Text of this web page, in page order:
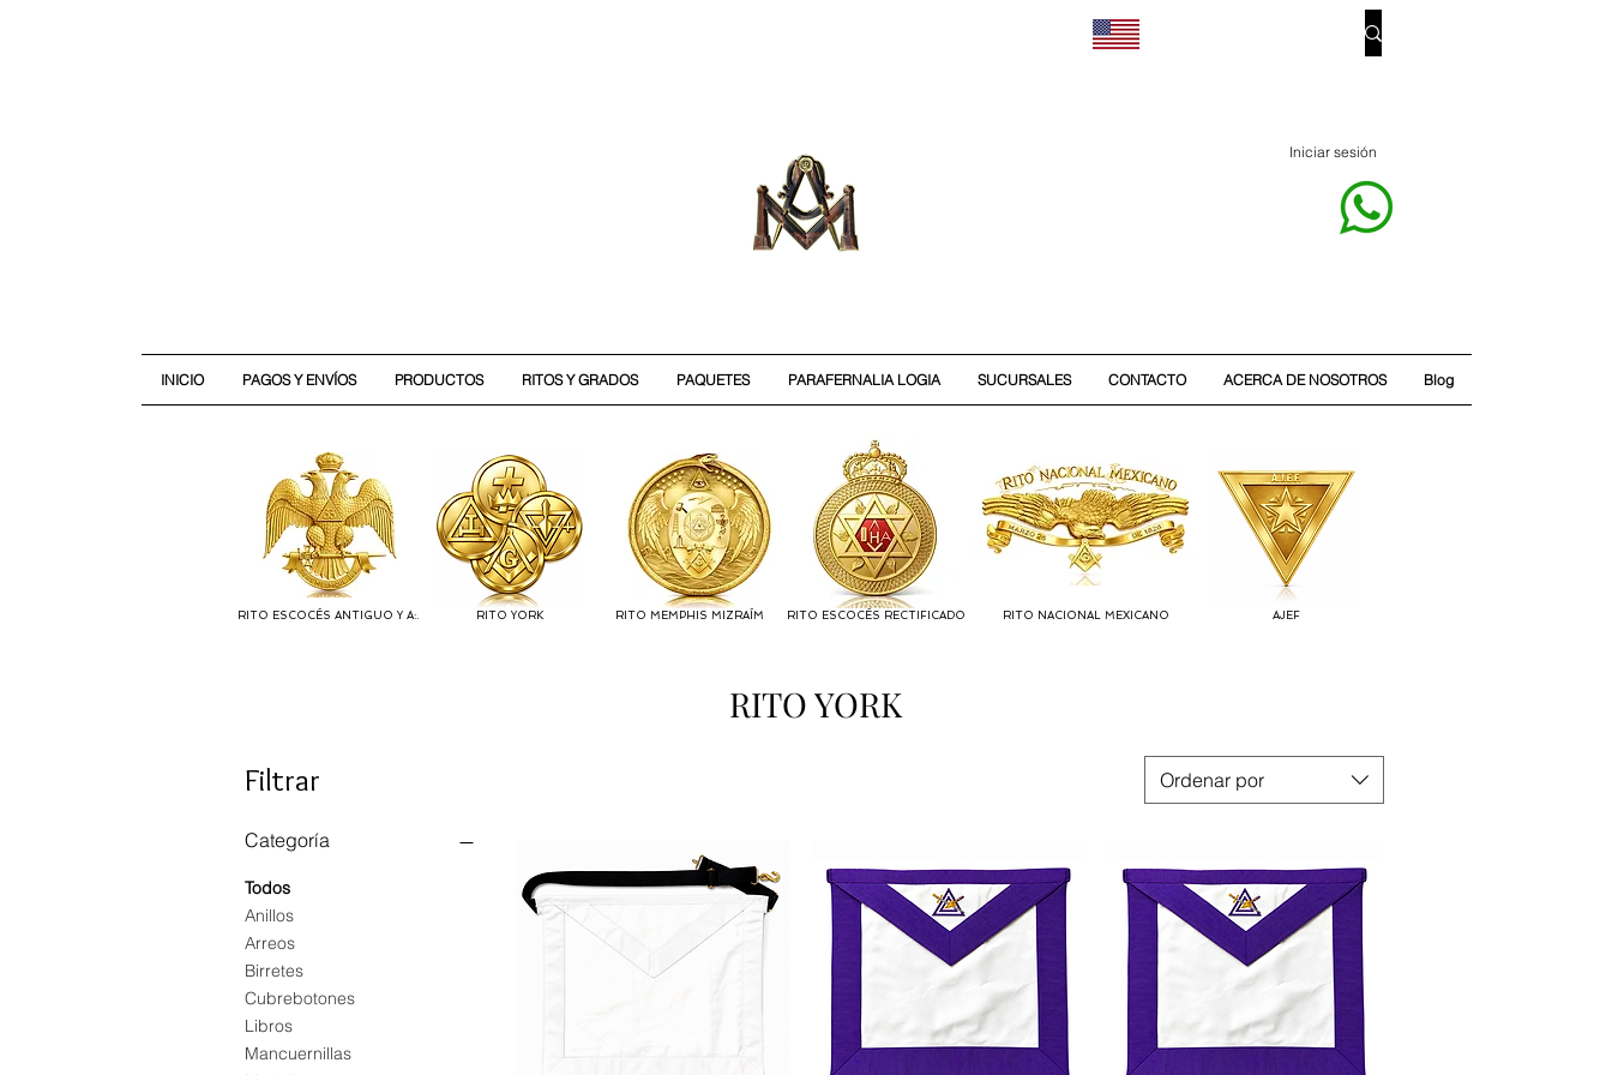
Iniciar sesión
INICIO PAGOS Y ENVÍOS PRODUCTOS RITOS Y GRADOS PAQUETES PARAFERNALIA LOGIA SUCURSALES CONTACTO ACERCA DE NOSOTROS Blog
RITO ESCOCÉS ANTIGUO Y A:. RITO YORK RITO MEMPHIS MIZRAÍM RITO ESCOCÉS RECTIFICADO RITO NACIONAL MEXICANO AJEF
RITO YORK
Filtrar
Categoría
Todos
Anillos
Arreos
Birretes
Cubrebotones
Libros
Mancuernillas
Ordenar por